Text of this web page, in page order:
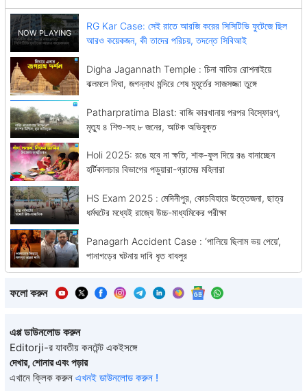
RG Kar Case: সেই রাতে আরজি করের সিসিটিভি ফুটেজে ছিল
আরও কয়েকজন, কী তাদের পরিচয়, তদন্তে সিবিআই
Digha Jagannath Temple : চিনা বাতির রোশনাইয়ে
ঝলমলে দিঘা, জগন্নাথ মন্দিরে শেষ মুহূর্তের সাজসজ্জা তুঙ্গে
Patharpratima Blast: বাজি কারখানায় পরপর বিস্ফোরণ,
মৃত্যু ৪ শিশু-সহ ৮ জনের, আটক অভিযুক্ত
Holi 2025: রঙে হবে না ক্ষতি, শাক-ফুল দিয়ে রঙ বানাচ্ছেন
হর্টিকালচার বিভাগের পড়ুয়ারা-গ্রামের মহিলারা
HS Exam 2025 : মেদিনীপুর, কোচবিহারে উত্তেজনা, ছাত্র
ধর্মঘটের মধ্যেই রাজ্যে উচ্চ-মাধ্যমিকের পরীক্ষা
Panagarh Accident Case : ‘পালিয়ে ছিলাম ভয় পেয়ে’,
পানাগড়ের ঘটনায় দাবি ধৃত বাবলুর
ফলো করুন
এপ্প ডাউনলোড করুন
Editorji-র যাবতীয় কনটেন্ট একইসঙ্গে
দেখার, শোনার এবং পড়ার
এখানে ক্লিক করুন এখনই ডাউনলোড করুন !